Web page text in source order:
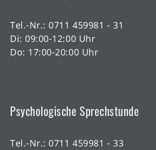
Tel.-Nr.: 0711 459981 - 31
Di: 09:00-12:00 Uhr
Do: 17:00-20:00 Uhr
Psychologische Sprechstunde
Tel.-Nr.: 0711 459981 - 33